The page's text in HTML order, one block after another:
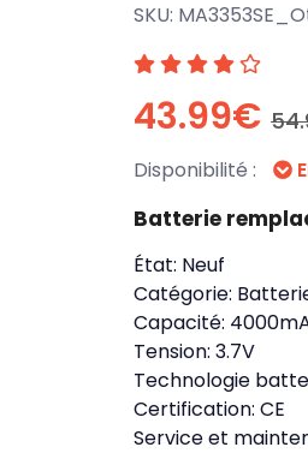
SKU:
43.99€
Disponibilité :
Batterie
État: Neuf
Catégorie:
Capacité:
Tension: 3.7V
Technologie
Certification: CE
Service et